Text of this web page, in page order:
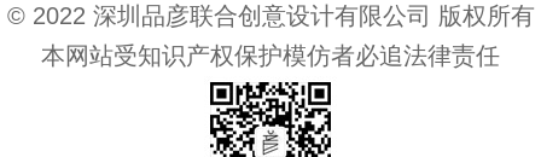
© 2022 深圳品彦联合创意设计有限公司 版权所有
本网站受知识产权保护模仿者必追法律责任